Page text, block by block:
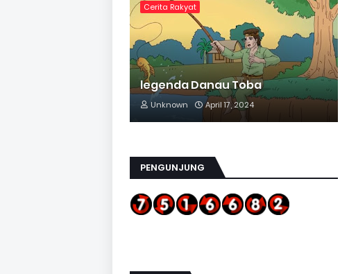
Cerita Rakyat
legenda Danau Toba
Unknown April 17, 2024
PENGUNJUNG